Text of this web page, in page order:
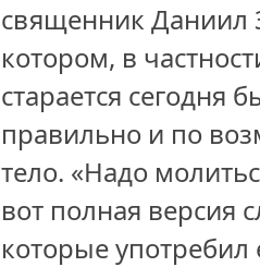
священник Даниил
котором, в
старается сегодня
правильно и по
тело. «Надо
вот полная версия
которые